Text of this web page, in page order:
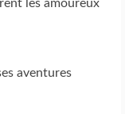
les amoureux
aventures